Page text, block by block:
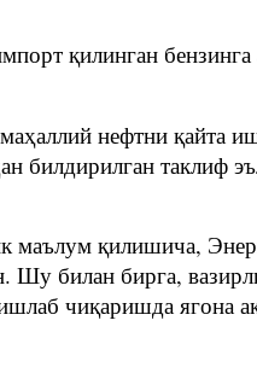
қилинган
нефтни қайта
билдирилган таклиф
қилишича,
билан бирга,
чиқаришда ягона